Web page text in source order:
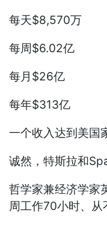
每天$8,570万
每周$6.02亿
每月$26亿
每年$313亿
一个收入达到美国
诚然，特斯拉和
哲学家兼经济学家
周工作70小时、从